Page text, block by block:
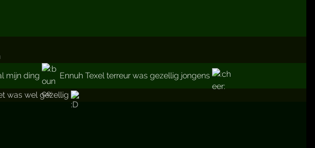
mijn ding Ennuh Texel terreur was gezellig jongens
was wel gezellig